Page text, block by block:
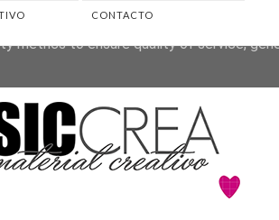
CONTACTO
to analyze traffic. Your IP address and
metrics to ensure quality of service,